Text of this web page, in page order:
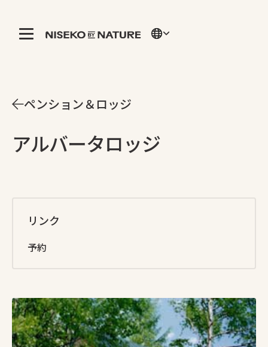
ペンション＆ロッジ
アルバータロッジ
リンク
予約